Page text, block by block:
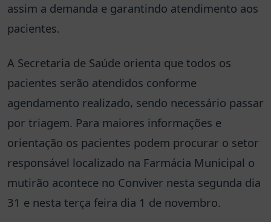
assim a demanda e garantindo atendimento aos
pacientes.
A Secretaria de Saúde orienta que todos os
pacientes serão atendidos conforme
agendamento realizado, sendo necessário passar
por triagem. Para maiores informações e
orientação os pacientes podem procurar o setor
responsável localizado na Farmácia Municipal o
mutirão acontece no Conviver nesta segunda dia
31 e nesta terça feira dia 1 de novembro.